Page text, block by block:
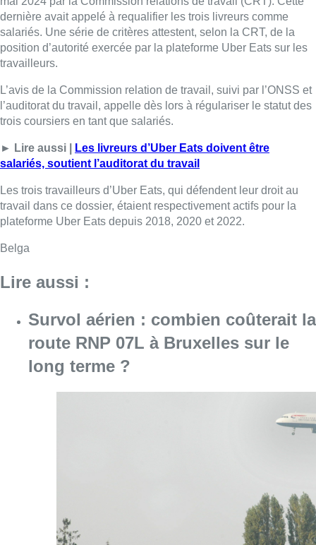
dernière avait appelé à requalifier les trois livreurs comme
salariés. Une série de critères attestent, selon la CRT, de la
position d’autorité exercée par la plateforme Uber Eats sur les
travailleurs.
L’avis de la Commission relation de travail, suivi par l’ONSS et
l’auditorat du travail, appelle dès lors à régulariser le statut des
trois coursiers en tant que salariés.
► Lire aussi |
Les livreurs d’Uber Eats doivent être
salariés, soutient l’auditorat du travail
Les trois travailleurs d’Uber Eats, qui défendent leur droit au
travail dans ce dossier, étaient respectivement actifs pour la
plateforme Uber Eats depuis 2018, 2020 et 2022.
Belga
Lire aussi :
Survol aérien : combien coûterait la
route RNP 07L à Bruxelles sur le
long terme ?